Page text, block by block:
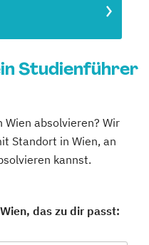
Studienführer
absolvieren? Wir
Standort in Wien, an
kannst.
das zu dir passt: